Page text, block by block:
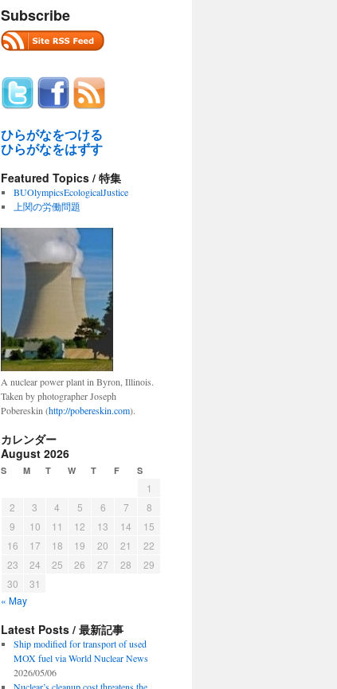
Subscribe
ひらがなをつける
ひらがなをはずす
Featured Topics / 特集
BUOlympicsEcologicalJustice
上関の労働問題
A nuclear power plant in Byron, Illinois.
Taken by photographer Joseph
Pobereskin (http://pobereskin.com).
カレンダー
August 2026
S M T W T F S
1
2
3 4 5 6 7
8
9
10 11 12 13 14
15
16
17 18 19 20 21
22
23
24 25 26 27 28
29
30
31
« May
Latest Posts / 最新記事
Ship modified for transport of used
MOX fuel via World Nuclear News
2026/05/06